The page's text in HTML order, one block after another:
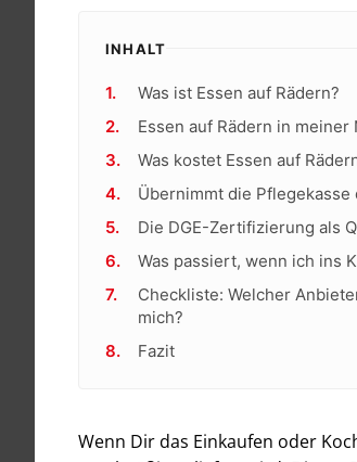
INHALT
Was ist Essen auf Rädern?
Essen auf Rädern in
Was kostet Essen auf
Übernimmt die Pflegekasse
Die DGE-Zertifizierung als
Was passiert, wenn ich ins
Checkliste: Welcher
mich?
Fazit
Wenn Dir das Einkaufen oder